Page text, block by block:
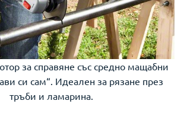
за справяне със средно мащабни
си сам“. Идеален за рязане през
тръби и ламарина.